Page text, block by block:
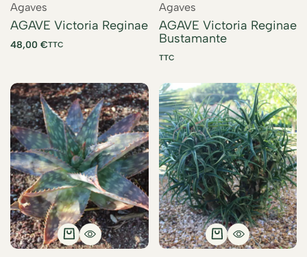
Agaves
AGAVE Victoria Reginae
48,00 €TTC
Agaves
AGAVE Victoria Reginae
Bustamante
TTC